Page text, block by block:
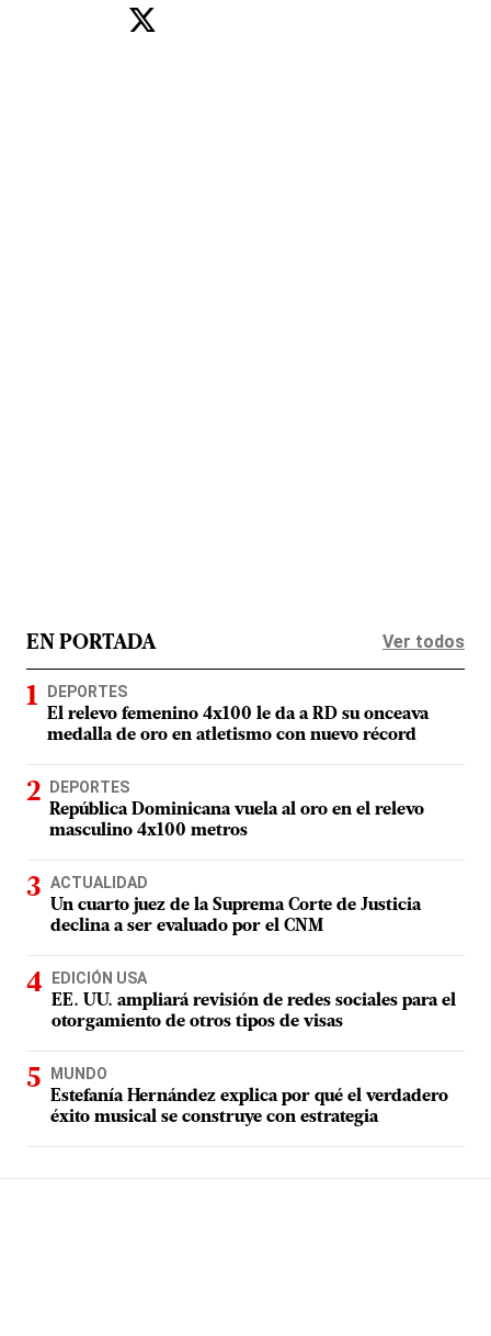
EN PORTADA Ver todos
DEPORTES
El relevo femenino 4x100 le da a RD su onceava
medalla de oro en atletismo con nuevo récord
DEPORTES
República Dominicana vuela al oro en el relevo
masculino 4x100 metros
ACTUALIDAD
Un cuarto juez de la Suprema Corte de Justicia
declina a ser evaluado por el CNM
EDICIÓN USA
EE. UU. ampliará revisión de redes sociales para el
otorgamiento de otros tipos de visas
MUNDO
Estefanía Hernández explica por qué el verdadero
éxito musical se construye con estrategia